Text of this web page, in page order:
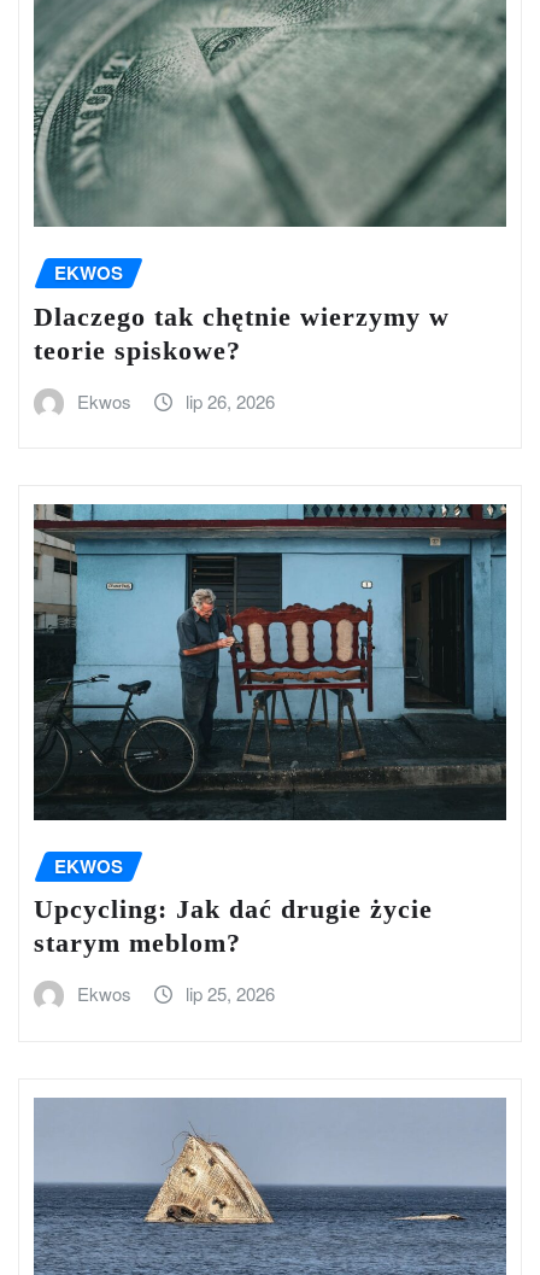
EKWOS
Dlaczego tak chętnie wierzymy w
teorie spiskowe?
Ekwos lip 26, 2026
EKWOS
Upcycling: Jak dać drugie życie
starym meblom?
Ekwos lip 25, 2026